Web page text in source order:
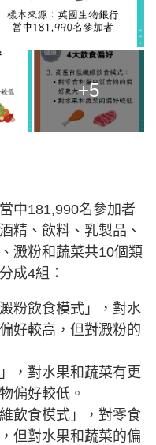
+5
中181,990名參加者
精、飲料、乳製品、
澱粉和蔬菜共10個類
成4組：
粉飲食模式」，對水
好較高，但對澱粉的
，對水果和蔬菜有更
偏好較低。
飲食模式」，對零食
但對水果和蔬菜的偏